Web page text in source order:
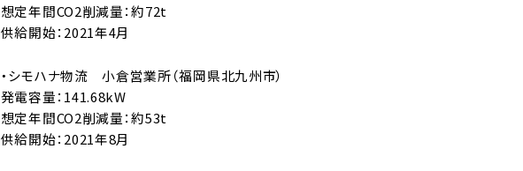
想定年間CO2削減量：約72t
供給開始：2021年4月
・シモハナ物流 小倉営業所（福岡県北九州市）
発電容量：141.68kW
想定年間CO2削減量：約53t
供給開始：2021年8月